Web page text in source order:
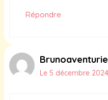
Répondre
Le 5 décembre